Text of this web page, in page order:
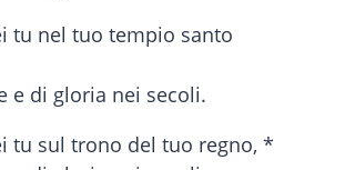
tu nel tuo tempio santo
e di gloria nei secoli.
tu sul trono del tuo regno, *